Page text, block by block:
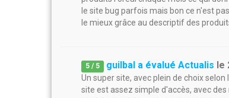
le site bug parfois mais bon ce n'est
le mieux grâce au descriptif des
5 / 5 guilbal a évalué Actualis le
Un super site, avec plein de choix
site est assez simple d'accès, avec